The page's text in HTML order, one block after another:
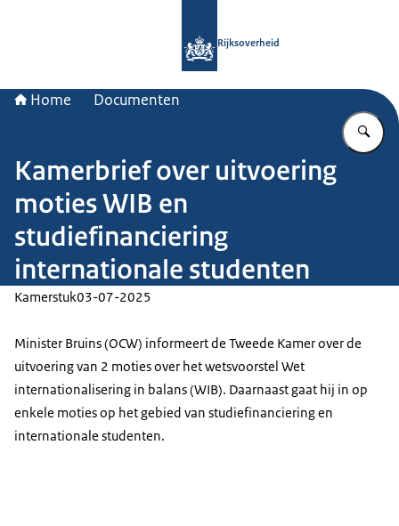
Rijksoverheid
Home Documenten
Kamerbrief over uitvoering
moties WIB en
studiefinanciering
internationale studenten
Kamerstuk03-07-2025
Minister Bruins (OCW) informeert de Tweede Kamer over de
uitvoering van 2 moties over het wetsvoorstel Wet
internationalisering in balans (WIB). Daarnaast gaat hij in op
enkele moties op het gebied van studiefinanciering en
internationale studenten.